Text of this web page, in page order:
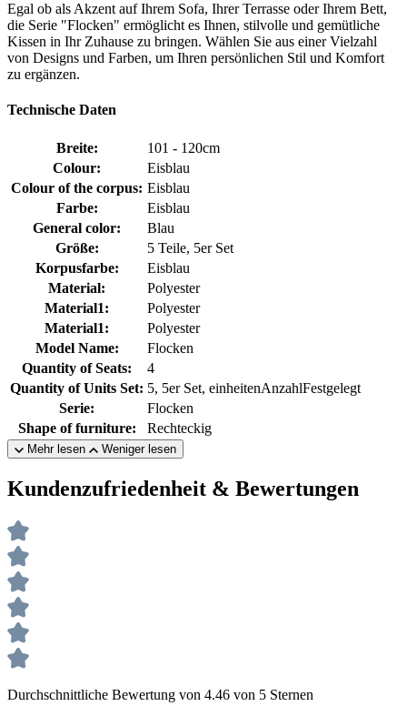
Egal ob als Akzent auf Ihrem Sofa, Ihrer Terrasse oder Ihrem Bett,
die Serie "Flocken" ermöglicht es Ihnen, stilvolle und gemütliche
Kissen in Ihr Zuhause zu bringen. Wählen Sie aus einer Vielzahl
von Designs und Farben, um Ihren persönlichen Stil und Komfort
zu ergänzen.
Technische Daten
Breite:
101 - 120cm
Colour:
Eisblau
Colour of the corpus: Eisblau
Farbe:
Eisblau
General color:
Blau
Größe:
5 Teile, 5er Set
Korpusfarbe:
Eisblau
Material:
Polyester
Material1:
Polyester
Material1:
Polyester
Model Name:
Flocken
Quantity of Seats:
4
Quantity of Units Set: 5, 5er Set, einheitenAnzahlFestgelegt
Serie:
Flocken
Shape of furniture:
Rechteckig
Mehr lesen Weniger lesen
Kundenzufriedenheit & Bewertungen
Durchschnittliche Bewertung von 4.46 von 5 Sternen